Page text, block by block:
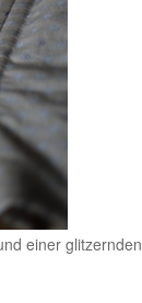
einer glitzernden